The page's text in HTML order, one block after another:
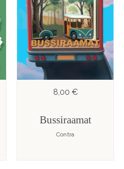
8,00 €
Bussiraamat
Contra